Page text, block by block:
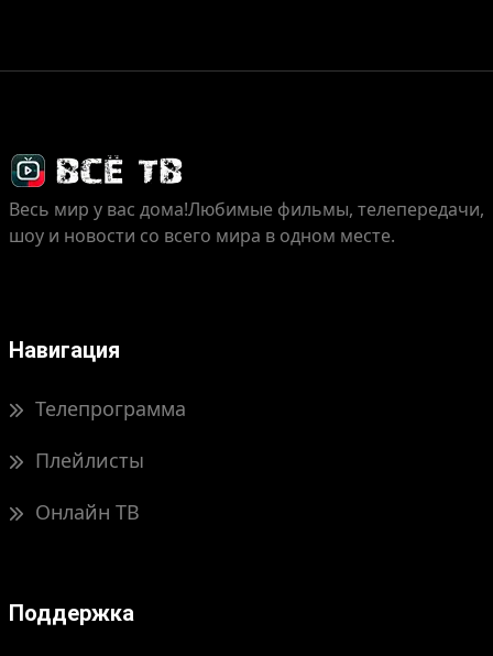
Весь мир у вас дома!Любимые фильмы, телепередачи,
шоу и новости со всего мира в одном месте.
Навигация
Телепрограмма
Плейлисты
Онлайн ТВ
Поддержка